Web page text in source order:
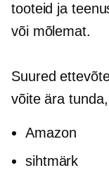
tooteid ja
või mõlemat.
Suured
võite ära
Amazon
sihtmärk